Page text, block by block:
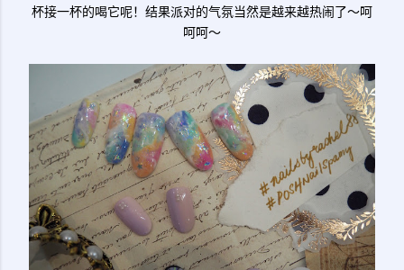
杯接一杯的喝它呢！结果派对的气氛当然是越来越热闹了～呵
呵呵～